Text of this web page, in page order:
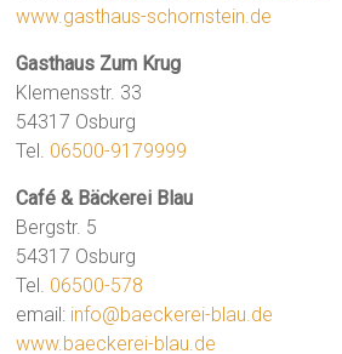
www.gasthaus-schornstein.de
Gasthaus Zum Krug
Klemensstr. 33
54317 Osburg
Tel. 06500-9179999
Café & Bäckerei Blau
Bergstr. 5
54317 Osburg
Tel. 06500-578
email: info@baeckerei-blau.de
www.baeckerei-blau.de